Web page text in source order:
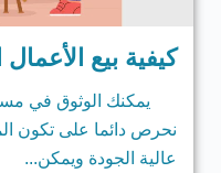
كيفية بيع الأعمال
يمكنك الوثوق في
نحرص دائما على تكون
عالية الجودة ويمكن...